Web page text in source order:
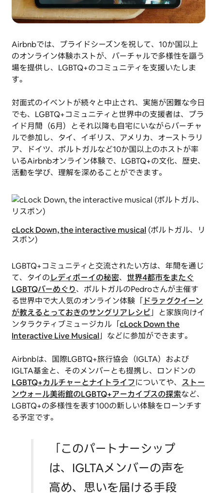
Airbnbでは、プライドシーズンを祝して、10か国以上
のオンライン体験ホストが、バーチャルで多様性を謳う
場を提供し、LGBTQ+のコミュニティを支援いたしま
す。
対面式のイベントが続々と中止され、実施が困難な今日
でも、LGBTQ+コミュニティと世界中の支援者は、プラ
イド月間（6月）とそれ以降も自宅にいながらバーチャ
ルで参加し、タイ、イギリス、アメリカ、オーストラリ
ア、ドイツ、ポルトガルなど10か国以上のホストが率
いるAirbnbオンライン体験で、LGBTQ+の文化、歴史、
活動を学び、理解を深めることができます。
cLock Down, the interactive musical (ポルトガル、リ
スボン)
LGBTQ+コミュニティと交流されたい方は、年間を通じ
て、タイのレディボーイの秘密、 世界4都市をまたぐ
LGBTQバーめぐり、ポルトガルのPedroさんが主催す
る世界中で大人気のオンライン体験「ドラァグクイーン
が教えるとっておきのサングリアレシピ」と家族向けイ
ンタラクティブミュージカル「cLock Down the
Interactive Live Musical」などに参加ができます。
Airbnbは、国際LGBTQ+旅行協会（IGLTA）および
IGLTA基金と、そのメンバーとも提携し、ロンドンの
LGBTQ+カルチャーとナイトライフについてや、 ストー
ンウォール美術館のLGBTQ+アーカイブスの探索など、
LGBTQ+の多様性を表す100の新しい体験をローンチす
る予定です。
「このパートナーシップ
は、IGLTAメンバーの声を
高め、思いを届ける手段